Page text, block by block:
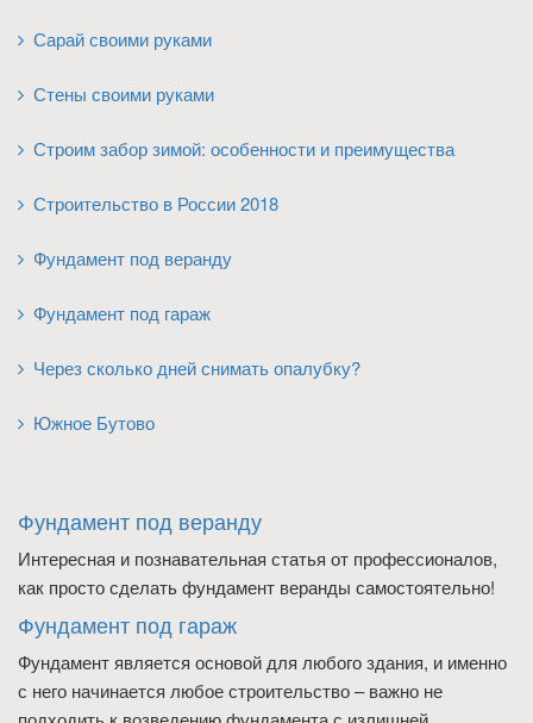
Сарай своими руками
Стены своими руками
Строим забор зимой: особенности и преимущества
Строительство в России 2018
Фундамент под веранду
Фундамент под гараж
Через сколько дней снимать опалубку?
Южное Бутово
Фундамент под веранду
Интересная и познавательная статья от профессионалов,
как просто сделать фундамент веранды самостоятельно!
Фундамент под гараж
Фундамент является основой для любого здания, и именно
с него начинается любое строительство – важно не